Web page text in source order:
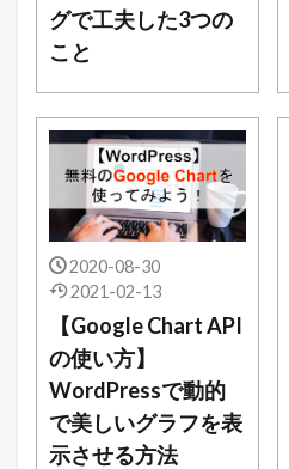
グで工夫した3つの
こと
2020-08-30
2021-02-13
【Google Chart API
の使い方】
WordPressで動的
で美しいグラフを表
示させる方法